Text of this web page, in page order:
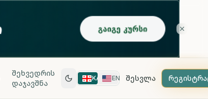
შეხვედრის
დაჯავშნა
KA EN შესვლა